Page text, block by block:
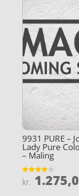
9931 PURE –
Lady Pure
– Maling
Vurderet
4
kr.